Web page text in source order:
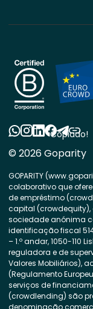
© 2026 Goparity
GOPARITY
colaborativo que
de empréstimo
capital (crowdequity),
sociedade anónima
identificação fiscal
– 1.º andar, 1050-110
reguladora e de
Valores Mobiliários),
(Regulamento
serviços de
(crowdlending) são
Copiado!